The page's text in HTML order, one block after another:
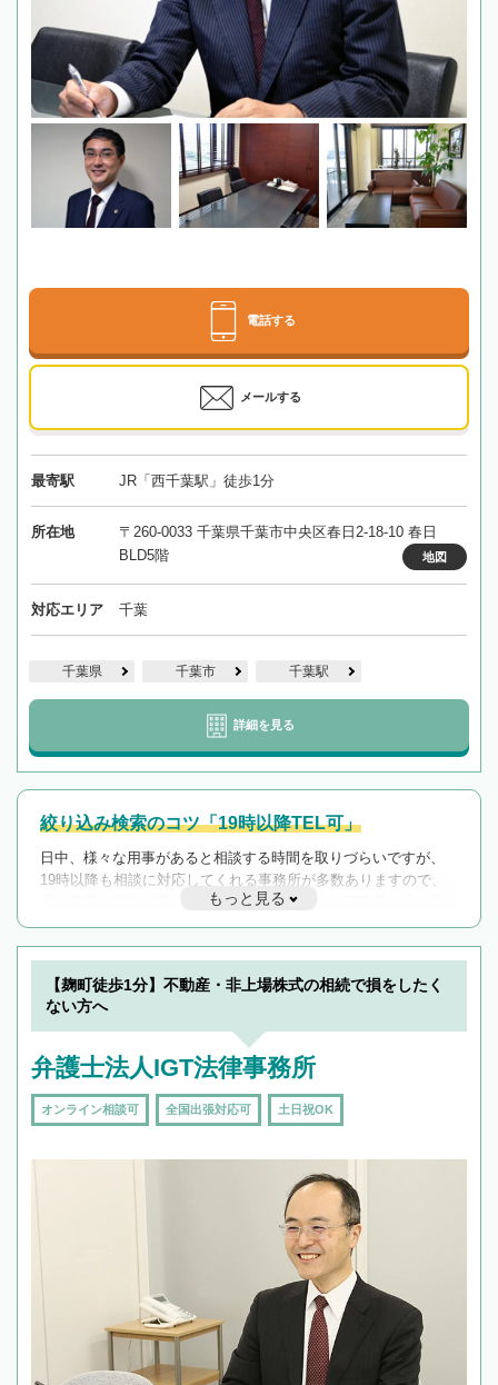
電話する
メールする
最寄駅 JR「西千葉駅」徒歩1分
所在地
〒260-0033 千葉県千葉市中央区春日2-18-10 春日
BLD5階
地図
対応エリア 千葉
千葉県 千葉市 千葉駅
詳細を見る
絞り込み検索のコツ「19時以降TEL可」
日中、様々な用事があると相談する時間を取りづらいですが、
19時以降も相談に対応してくれる事務所が多数ありますので、
遅い時間の相談が増えそうな場合はそのような事務所に絞り込
んで検索してみましょう。
19時以降TEL可の条件
を加えて再検索
もっと見る
【麹町徒歩1分】不動産・非上場株式の相続で損をしたく
ない方へ
弁護士法人IGT法律事務所
オンライン相談可 全国出張対応可 土日祝OK